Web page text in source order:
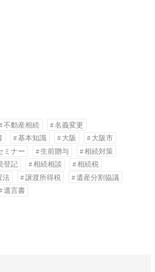
不動産相続
名義変更
基本知識 大阪
大阪市
ミナー 生前贈与
相続対策
登記 相続相談
相続税
法
譲渡所得税
遺産分割協議
遺言書